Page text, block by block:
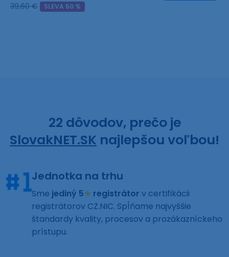
39,60 € SLEVA 50 %
22 dôvodov, prečo je
SlovakNET.SK najlepšou voľbou!
Jednotka na trhu
Sme jediný 5★ registrátor v certifikácii
registrátorov CZ.NIC. Spĺňame najvyššie
štandardy kvality, procesov a prozákazníckeho
prístupu.